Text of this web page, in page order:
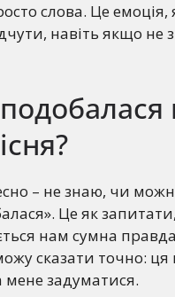
слова. Це емоція,
навіть якщо не
– не знаю, чи
Це як
нам сумна
сказати точно: ця
мене задуматися.